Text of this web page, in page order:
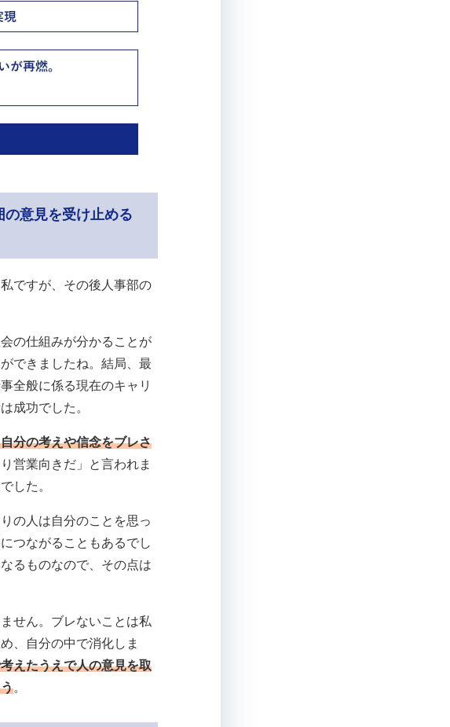
の意見を受け止める
ですが、その後人事部の
の仕組みが分かることが
できましたね。結局、最
全般に係る現在のキャリ
成功でした。
分の考えや信念をブレさ
営業向きだ」と言われま
した。
の人は自分のことを思っ
つながることもあるでし
るものなので、その点は
せん。ブレないことは私
、自分の中で消化しま
えたうえで人の意見を取
。